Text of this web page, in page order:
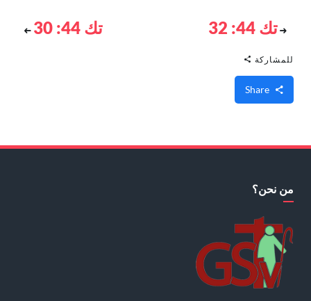
تك 44: 32 تك 44: 30
للمشاركة
من نحن؟